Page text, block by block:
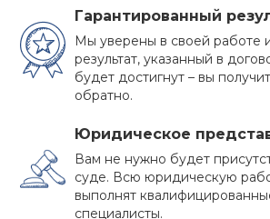
Многие должники не решаются
ответственный шаг как
Гарантированный
Мы уверены в своей работе
результат, указанный в
будет достигнут – вы
обратно.
Юридическое
Вам не нужно будет
суде. Всю юридическую
выполнят
специалисты.